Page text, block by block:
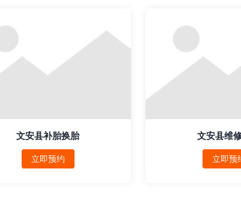
文安县补胎换胎
立即预约
文安县维
立即预